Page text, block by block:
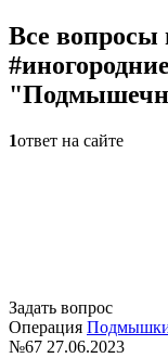
Все вопросы
1ответ на сайте
Задать вопрос
Операция
№67 27.06.2023